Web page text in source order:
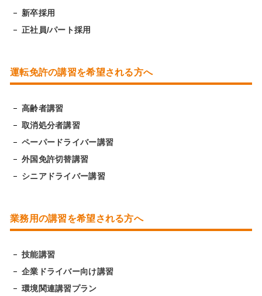
新卒採用
正社員/パート採用
運転免許の講習を希望される方へ
高齢者講習
取消処分者講習
ペーパードライバー講習
外国免許切替講習
シニアドライバー講習
業務用の講習を希望される方へ
技能講習
企業ドライバー向け講習
環境関連講習プラン